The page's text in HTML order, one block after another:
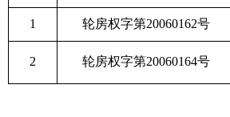
1 轮房权字第20060162号
2 轮房权字第20060164号